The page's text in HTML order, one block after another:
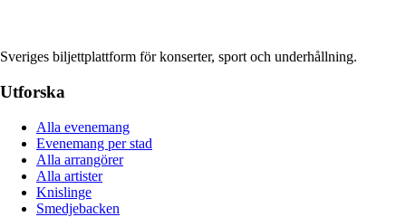
Sveriges biljettplattform för konserter, sport och underhållning.
Utforska
Alla evenemang
Evenemang per stad
Alla arrangörer
Alla artister
Knislinge
Smedjebacken